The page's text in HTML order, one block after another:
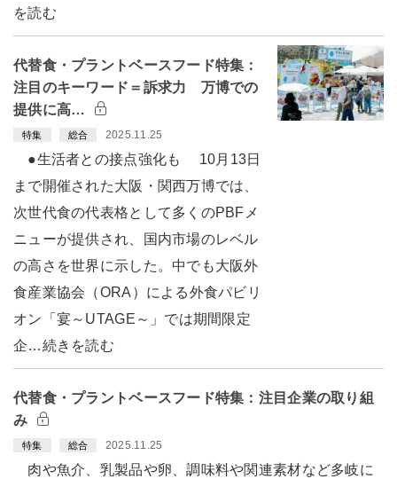
を読む
代替食・プラントベースフード特集：
注目のキーワード＝訴求力 万博での
提供に高…
特集 総合 2025.11.25
●生活者との接点強化も 10月13日
まで開催された大阪・関西万博では、
次世代食の代表格として多くのPBFメ
ニューが提供され、国内市場のレベル
の高さを世界に示した。中でも大阪外
食産業協会（ORA）による外食パビリ
オン「宴～UTAGE～」では期間限定
企…続きを読む
代替食・プラントベースフード特集：注目企業の取り組
み
特集 総合 2025.11.25
肉や魚介、乳製品や卵、調味料や関連素材など多岐に